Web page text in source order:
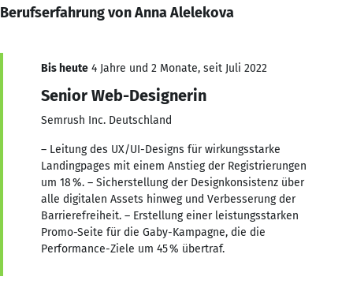
Berufserfahrung von Anna Alelekova
Bis heute 4 Jahre und 2 Monate, seit Juli 2022
Senior Web-Designerin
Semrush Inc. Deutschland
– Leitung des UX/UI-Designs für wirkungsstarke
Landingpages mit einem Anstieg der Registrierungen
um 18 %. – Sicherstellung der Designkonsistenz über
alle digitalen Assets hinweg und Verbesserung der
Barrierefreiheit. – Erstellung einer leistungsstarken
Promo-Seite für die Gaby-Kampagne, die die
Performance-Ziele um 45 % übertraf.